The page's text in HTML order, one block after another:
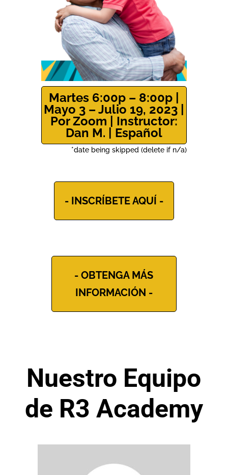
Martes 6:00p – 8:00p |
Mayo 3 – Julio 19, 2023 |
Por Zoom | Instructor:
Dan M. | Español
*date being skipped (delete if n/a)
- INSCRÍBETE AQUÍ -
- OBTENGA MÁS
INFORMACIÓN -
Nuestro Equipo
de R3 Academy